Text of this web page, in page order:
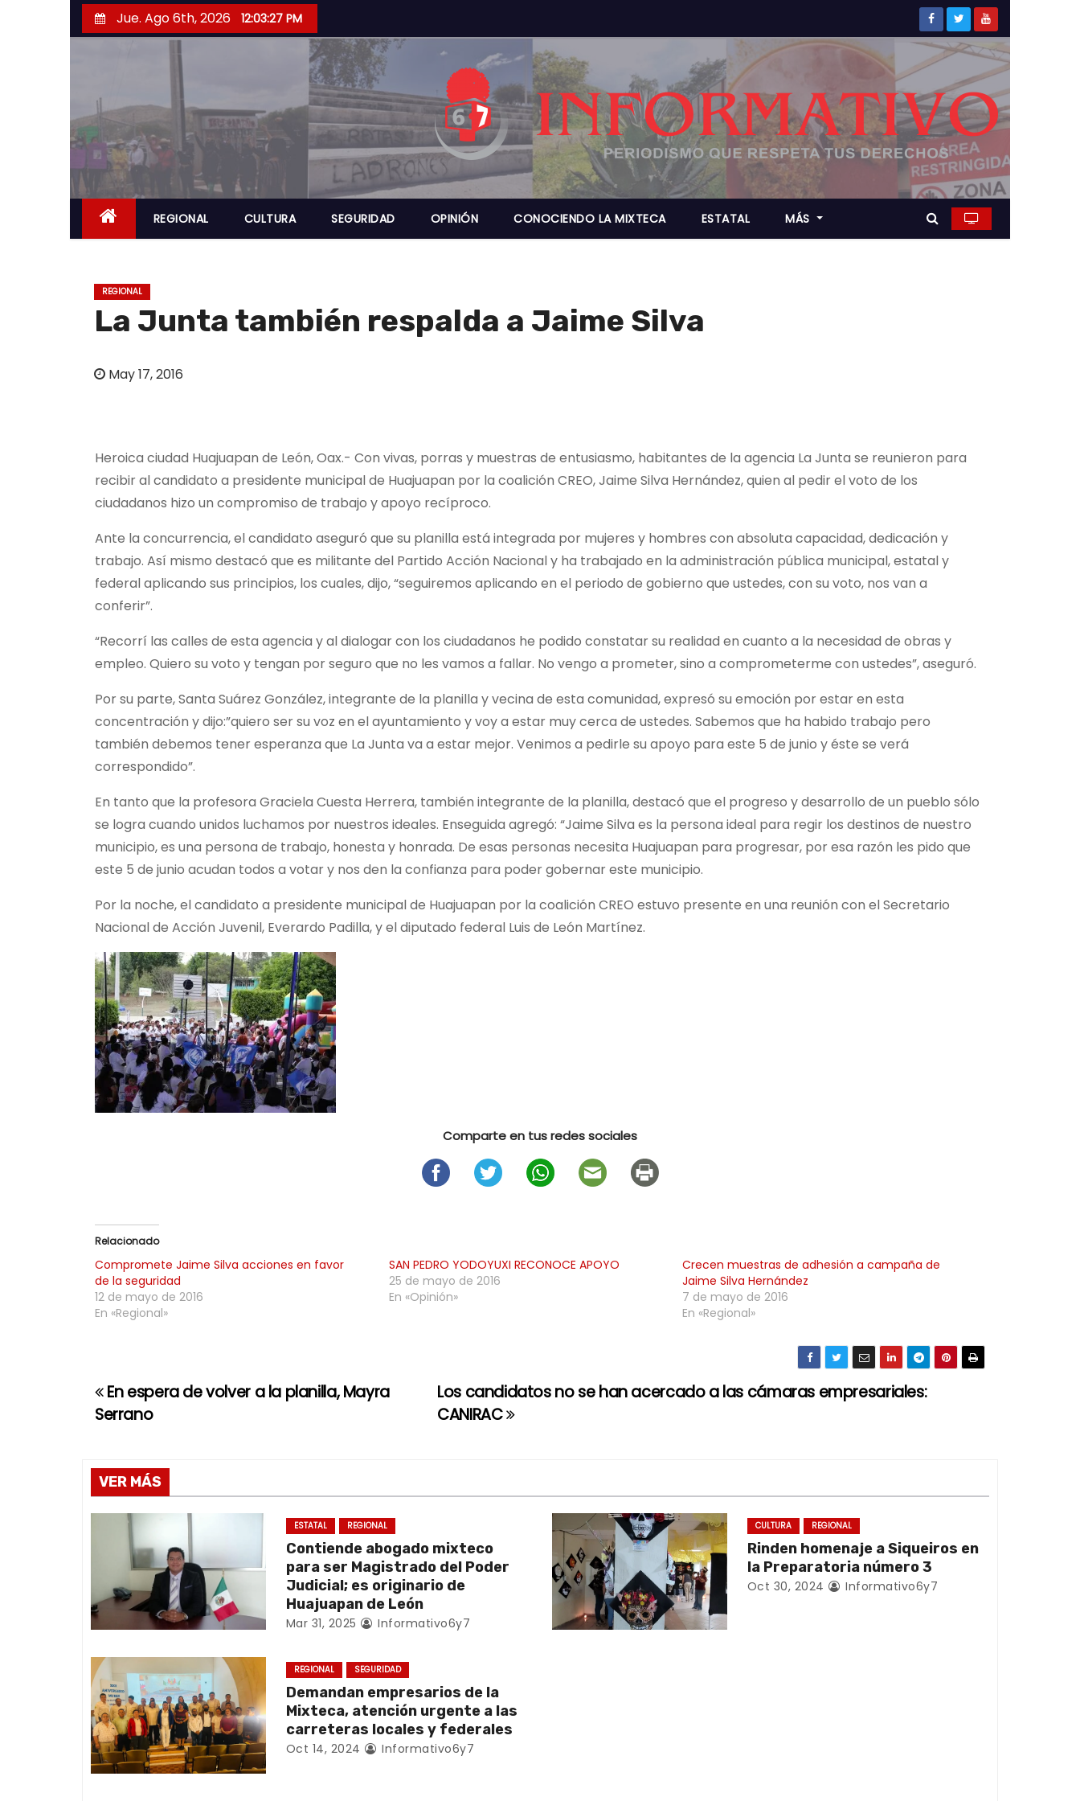
a
r
a
l
n
Jue. Ago 6th, 2026 12:03:28 PM
REGIONAL CULTURA SEGURIDAD OPINIÓN CONOCIENDO LA MIXTECA ESTATAL MÁS
REGIONAL
La Junta también respalda a Jaime Silva
May 17, 2016
Heroica ciudad Huajuapan de León, Oax.- Con vivas, porras y muestras de entusiasmo, habitantes de la agencia La Junta se reunieron para
recibir al candidato a presidente municipal de Huajuapan por la coalición CREO, Jaime Silva Hernández, quien al pedir el voto de los
ciudadanos hizo un compromiso de trabajo y apoyo recíproco.
Ante la concurrencia, el candidato aseguró que su planilla está integrada por mujeres y hombres con absoluta capacidad, dedicación y
trabajo. Así mismo destacó que es militante del Partido Acción Nacional y ha trabajado en la administración pública municipal, estatal y
federal aplicando sus principios, los cuales, dijo, “seguiremos aplicando en el periodo de gobierno que ustedes, con su voto, nos van a
conferir”.
“Recorrí las calles de esta agencia y al dialogar con los ciudadanos he podido constatar su realidad en cuanto a la necesidad de obras y
empleo. Quiero su voto y tengan por seguro que no les vamos a fallar. No vengo a prometer, sino a comprometerme con ustedes”, aseguró.
Por su parte, Santa Suárez González, integrante de la planilla y vecina de esta comunidad, expresó su emoción por estar en esta
concentración y dijo:”quiero ser su voz en el ayuntamiento y voy a estar muy cerca de ustedes. Sabemos que ha habido trabajo pero
también debemos tener esperanza que La Junta va a estar mejor. Venimos a pedirle su apoyo para este 5 de junio y éste se verá
correspondido”.
En tanto que la profesora Graciela Cuesta Herrera, también integrante de la planilla, destacó que el progreso y desarrollo de un pueblo sólo
se logra cuando unidos luchamos por nuestros ideales. Enseguida agregó: “Jaime Silva es la persona ideal para regir los destinos de nuestro
municipio, es una persona de trabajo, honesta y honrada. De esas personas necesita Huajuapan para progresar, por esa razón les pido que
este 5 de junio acudan todos a votar y nos den la confianza para poder gobernar este municipio.
Por la noche, el candidato a presidente municipal de Huajuapan por la coalición CREO estuvo presente en una reunión con el Secretario
Nacional de Acción Juvenil, Everardo Padilla, y el diputado federal Luis de León Martínez.
Comparte en tus redes sociales
Relacionado
Compromete Jaime Silva acciones en favor
de la seguridad
12 de mayo de 2016
En «Regional»
SAN PEDRO YODOYUXI RECONOCE APOYO
25 de mayo de 2016
En «Opinión»
Crecen muestras de adhesión a campaña de
Jaime Silva Hernández
7 de mayo de 2016
En «Regional»
N
v
e
c
i
ó
n
d
e
Los candidatos no se han acercado a las cámaras empresariales:
CANIRAC
En espera de volver a la planilla, Mayra
Serrano
VER MÁS
ESTATAL REGIONAL
Contiende abogado mixteco
para ser Magistrado del Poder
Judicial; es originario de
Huajuapan de León
Mar 31, 2025 Informativo6y7
CULTURA REGIONAL
Rinden homenaje a Siqueiros en
la Preparatoria número 3
Oct 30, 2024 Informativo6y7
REGIONAL SEGURIDAD
Demandan empresarios de la
Mixteca, atención urgente a las
carreteras locales y federales
Oct 14, 2024 Informativo6y7